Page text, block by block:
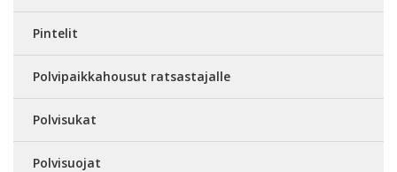
Pintelit
Polvipaikkahousut ratsastajalle
Polvisukat
Polvisuojat